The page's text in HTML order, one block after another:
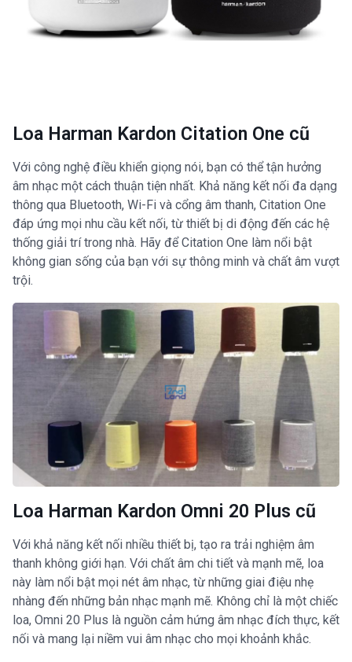
Loa Harman Kardon Citation One cũ
Với công nghệ điều khiển giọng nói, bạn có thể tận hưởng
âm nhạc một cách thuận tiện nhất. Khả năng kết nối đa dạng
thông qua Bluetooth, Wi-Fi và cổng âm thanh, Citation One
đáp ứng mọi nhu cầu kết nối, từ thiết bị di động đến các hệ
thống giải trí trong nhà. Hãy để Citation One làm nổi bật
không gian sống của bạn với sự thông minh và chất âm vượt
trội.
Loa Harman Kardon Omni 20 Plus cũ
Với khả năng kết nối nhiều thiết bị, tạo ra trải nghiệm âm
thanh không giới hạn. Với chất âm chi tiết và mạnh mẽ, loa
này làm nổi bật mọi nét âm nhạc, từ những giai điệu nhẹ
nhàng đến những bản nhạc mạnh mẽ. Không chỉ là một chiếc
loa, Omni 20 Plus là nguồn cảm hứng âm nhạc đích thực, kết
nối và mang lại niềm vui âm nhạc cho mọi khoảnh khắc.